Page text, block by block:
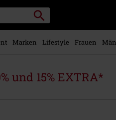
Packstation
suchen
Marken Lifestyle Frauen
und 15% EXTRA*